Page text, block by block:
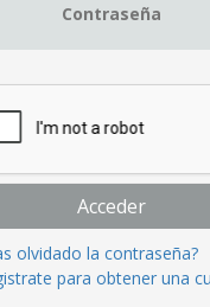
Acceder
olvidado la contraseña?
para obtener una